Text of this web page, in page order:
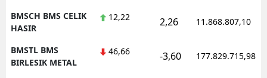
BMSCH BMS CELIK
HASIR
12,22 2,26 11.868.807,10
BMSTL BMS
BIRLESIK METAL
46,66 -3,60 177.829.715,98